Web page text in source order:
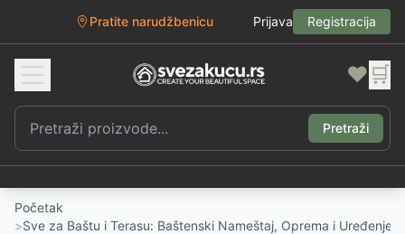
Pratite narudžbenicu Prijava Registracija
❤️ 🛒
Pretraži
Početak
>Sve za Baštu i Terasu: Baštenski Nameštaj, Oprema i Uređenje